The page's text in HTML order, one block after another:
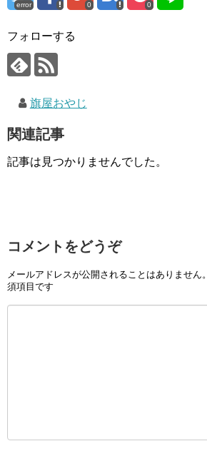
error 0 0
フォローする
旗屋おやじ
関連記事
記事は見つかりませんでした。
コメントをどうぞ
メールアドレスが公開されることはありません。
須項目です